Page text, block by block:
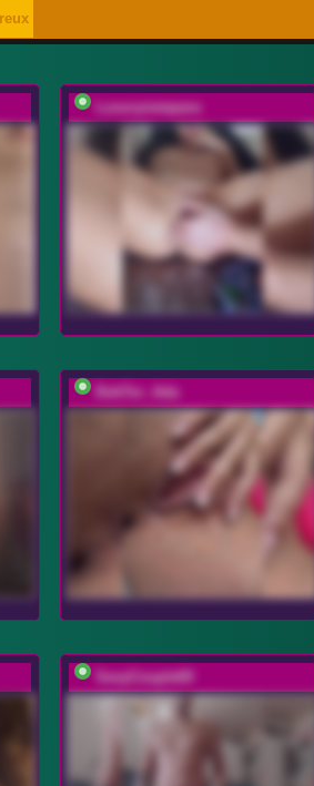
Luxurynewpara
DokTor_Ada
SexyCouple69